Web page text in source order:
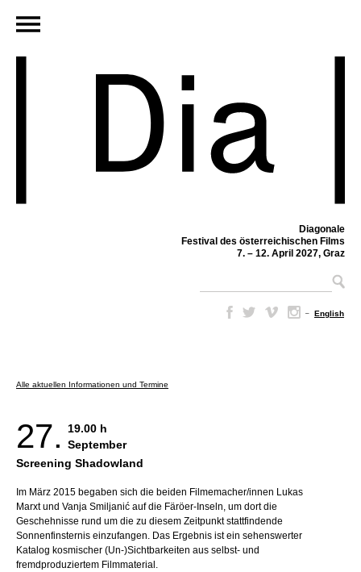
Diagonale
Festival des österreichischen Films
7. – 12. April 2027, Graz
– English
Alle aktuellen Informationen und Termine
27.
19.00 h
September
Screening Shadowland
Im März 2015 begaben sich die beiden Filmemacher/innen Lukas
Marxt und Vanja Smiljanić auf die Färöer-Inseln, um dort die
Geschehnisse rund um die zu diesem Zeitpunkt stattfindende
Sonnenfinsternis einzufangen. Das Ergebnis ist ein sehenswerter
Katalog kosmischer (Un-)Sichtbarkeiten aus selbst- und
fremdproduziertem Filmmaterial.